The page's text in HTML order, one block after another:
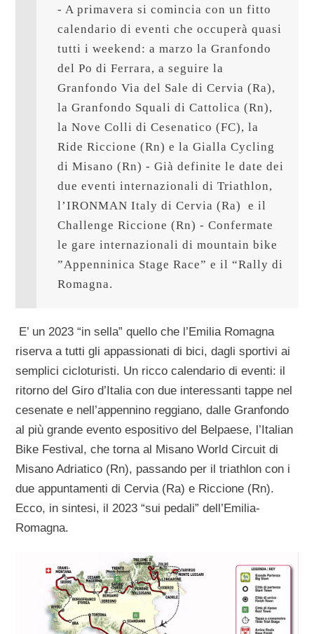
- A primavera si comincia con un fitto
calendario di eventi che occuperà quasi
tutti i weekend: a marzo la Granfondo
del Po di Ferrara, a seguire la
Granfondo Via del Sale di Cervia (Ra),
la Granfondo Squali di Cattolica (Rn),
la Nove Colli di Cesenatico (FC), la
Ride Riccione (Rn) e la Gialla Cycling
di Misano (Rn) - Già definite le date dei
due eventi internazionali di Triathlon,
l’IRONMAN Italy di Cervia (Ra)  e il
Challenge Riccione (Rn) - Confermate
le gare internazionali di mountain bike
”Appenninica Stage Race” e il “Rally di
Romagna.
E’ un 2023 “in sella” quello che l’Emilia Romagna
riserva a tutti gli appassionati di bici, dagli sportivi ai
semplici cicloturisti. Un ricco calendario di eventi: il
ritorno del Giro d’Italia con due interessanti tappe nel
cesenate e nell’appennino reggiano, dalle Granfondo
al più grande evento espositivo del Belpaese, l’Italian
Bike Festival, che torna al Misano World Circuit di
Misano Adriatico (Rn), passando per il triathlon con i
due appuntamenti di Cervia (Ra) e Riccione (Rn).
Ecco, in sintesi, il 2023 “sui pedali” dell’Emilia-
Romagna.